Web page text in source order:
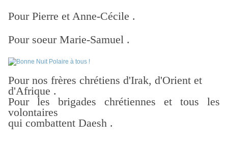
Pour Pierre et Anne-Cécile .
Pour soeur Marie-Samuel .
Pour nos frères chrétiens d'Irak, d'Orient et
d'Afrique .
Pour les brigades chrétiennes et tous les
volontaires
qui combattent Daesh .